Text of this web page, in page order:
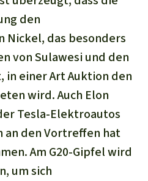
den
Nickel, das besonders
von Sulawesi und den
einer Art Auktion den
wird. Auch Elon
Tesla-Elektroautos
an den Vortreffen hat
Am G20-Gipfel wird
um sich